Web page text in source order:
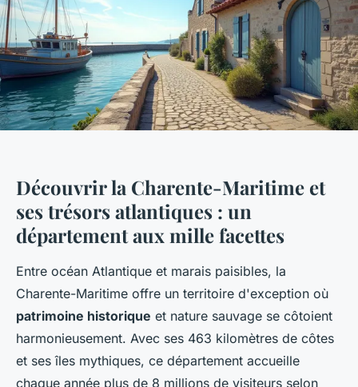
Découvrir la Charente-Maritime et
ses trésors atlantiques : un
département aux mille facettes
Entre océan Atlantique et marais paisibles, la
Charente-Maritime offre un territoire d'exception où
patrimoine historique et nature sauvage se côtoient
harmonieusement. Avec ses 463 kilomètres de côtes
et ses îles mythiques, ce département accueille
chaque année plus de 8 millions de visiteurs selon